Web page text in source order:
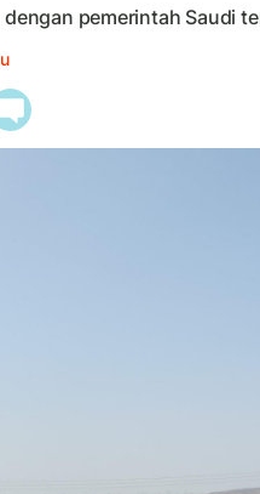
dengan pemerintah Saudi